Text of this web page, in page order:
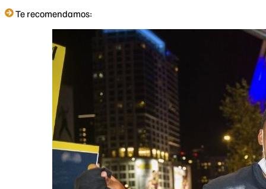
Te recomendamos: